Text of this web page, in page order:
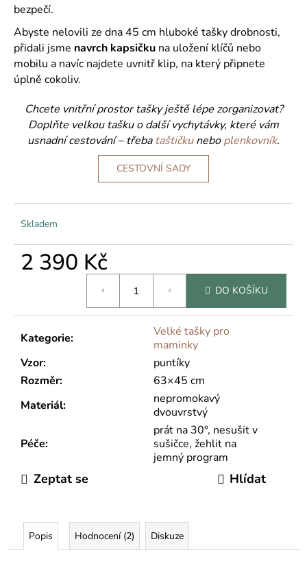
bezpečí.
Abyste nelovili ze dna 45 cm hluboké tašky drobnosti,
přidali jsme navrch kapsičku na uložení klíčů nebo
mobilu a navíc najdete uvnitř klip, na který připnete
úplně cokoliv.
Chcete vnitřní prostor tašky ještě lépe zorganizovat?
Doplňte velkou tašku o další vychytávky, které vám
usnadní cestování – třeba taštičkuneboplenkovník.
CESTOVNÍ SADY
Skladem
2 390 Kč
DO KOŠÍKU
Kategorie:
Velké tašky pro
maminky
Vzor:
puntíky
Rozměr:
63×45 cm
Materiál:
nepromokavý
dvouvrstvý
Péče:
prát na 30°, nesušit v
sušičce, žehlit na
jemný program
Zeptat se Hlídat
Popis Hodnocení (2) Diskuze